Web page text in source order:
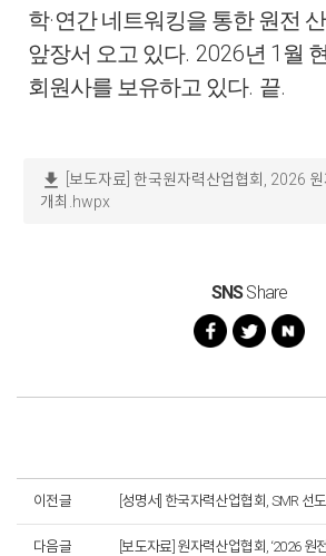
학·연간 네트워킹을 통한 원전
앞장서 오고 있다. 2026년 1 월
회원사를 보유하고 있다. 끝.
download
[보도자료] 한국원자력산업협회, 2026
개최.hwpx
SNSShare
이전글
다음글